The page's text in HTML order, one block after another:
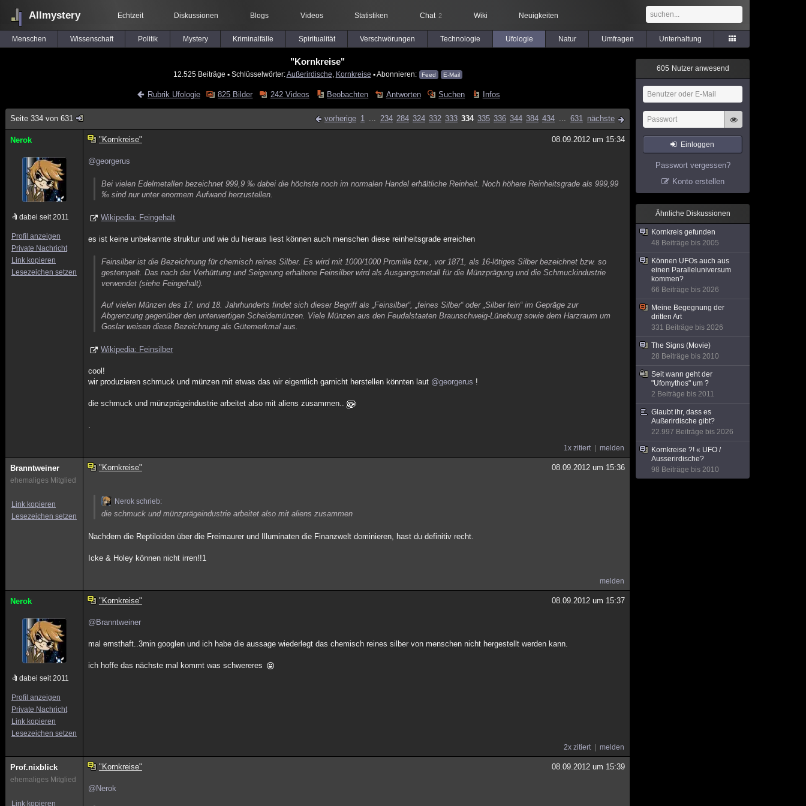
Allmystery Echtzeit Diskussionen Blogs Videos Statistiken Chat 2 Wiki Neuigkeiten
Menschen Wissenschaft Politik Mystery Kriminalfälle Spiritualität Verschwörungen Technologie Ufologie Natur Umfragen Unterhaltung
"Kornkreise"
12.525 Beiträge ▪ Schlüsselwörter:Außerirdische Kornkreise ▪ Abonnieren: Feed E-Mail
Rubrik Ufologie 825 Bilder 242 Videos Beobachten Antworten Suchen Infos
Seite 334 von 631 vorherige 1 ... 234 284 324 332 333 334 335 336 344 384 434 ... 631 nächste
Nerok
dabei seit 2011
Profil anzeigen
Private Nachricht
Link kopieren
Lesezeichen setzen
"Kornkreise" 08.09.2012 um 15:34
@georgerus
Bei vielen Edelmetallen bezeichnet 999,9 ‰ dabei die höchste noch im normalen Handel erhältliche Reinheit. Noch höhere Reinheitsgrade als 999,99
‰ sind nur unter enormem Aufwand herzustellen.
Wikipedia: Feingehalt
es ist keine unbekannte struktur und wie du hieraus liest können auch menschen diese reinheitsgrade erreichen
Feinsilber ist die Bezeichnung für chemisch reines Silber. Es wird mit 1000/1000 Promille bzw., vor 1871, als 16-lötiges Silber bezeichnet bzw. so
gestempelt. Das nach der Verhüttung und Seigerung erhaltene Feinsilber wird als Ausgangsmetall für die Münzprägung und die Schmuckindustrie
verwendet (siehe Feingehalt).
Auf vielen Münzen des 17. und 18. Jahrhunderts findet sich dieser Begriff als „Feinsilber“, „feines Silber“ oder „Silber fein“ im Gepräge zur
Abgrenzung gegenüber den unterwertigen Scheidemünzen. Viele Münzen aus den Feudalstaaten Braunschweig-Lüneburg sowie dem Harzraum um
Goslar weisen diese Bezeichnung als Gütemerkmal aus.
Wikipedia: Feinsilber
cool!
wir produzieren schmuck und münzen mit etwas das wir eigentlich garnicht herstellen könnten laut @georgerus !
die schmuck und münzprägeindustrie arbeitet also mit aliens zusammen..
.
1x zitiert melden
Branntweiner
ehemaliges Mitglied
Link kopieren
Lesezeichen setzen
"Kornkreise" 08.09.2012 um 15:36
Nerok schrieb:
die schmuck und münzprägeindustrie arbeitet also mit aliens zusammen
Nachdem die Reptiloiden über die Freimaurer und Illuminaten die Finanzwelt dominieren, hast du definitiv recht.
Icke & Holey können nicht irren!!1
melden
Nerok
dabei seit 2011
Profil anzeigen
Private Nachricht
Link kopieren
Lesezeichen setzen
"Kornkreise" 08.09.2012 um 15:37
@Branntweiner
mal ernsthaft..3min googlen und ich habe die aussage wiederlegt das chemisch reines silber von menschen nicht hergestellt werden kann.
ich hoffe das nächste mal kommt was schwereres
2x zitiert melden
Prof.nixblick
ehemaliges Mitglied
Link kopieren
"Kornkreise" 08.09.2012 um 15:39
@Nerok
605 Nutzer anwesend
Einloggen
Passwort vergessen?
Konto erstellen
Ähnliche Diskussionen
Kornkreis gefunden
48 Beiträge bis 2005
Können UFOs auch aus
einen Paralleluniversum
kommen?
66 Beiträge bis 2026
Meine Begegnung der
dritten Art
331 Beiträge bis 2026
The Signs (Movie)
28 Beiträge bis 2010
Seit wann geht der
"Ufomythos" um ?
2 Beiträge bis 2011
Glaubt ihr, dass es
Außerirdische gibt?
22.997 Beiträge bis 2026
Kornkreise ?! « UFO /
Ausserirdische?
98 Beiträge bis 2010